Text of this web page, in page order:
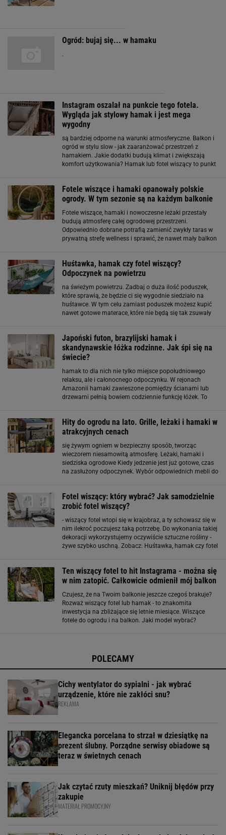
Ogród: bujaj się... w hamaku
.
Instagram oszalał na punkcie tego fotela.
Wygląda jak stylowy hamak i jest mega
wygodny
są bardziej odporne na warunki atmosferyczne. Balkon i
ogród w stylu slow - jak zaaranżować przestrzeń z
hamakiem. Jakie dodatki budują klimat i zwiększają
komfort użytkowania? Hamak lub fotel wiszący to punkt
Fotele wiszące i hamaki opanowały polskie
ogrody. W tym sezonie są na każdym balkonie
Fotele wiszące, hamaki i nowoczesne leżaki przestały
budują atmosferę całej ogrodowej przestrzeni.
Odpowiednio dobrane potrafią zamienić zwykły taras w
prywatną strefę wellness i sprawić, że nawet mały balkon
Huśtawka, hamak czy fotel wiszący?
Odpoczynek na powietrzu
na świeżym powietrzu. Zadbaj o duża ilość poduszek,
które sprawią, że będzie ci się wygodnie siedziało na
huśtawce. W tym celu zamiast poduszek możesz kupić
nawet gotowe materace, które nie będą się tak zsuwały
Japoński futon, brazylijski hamak i
skandynawskie łóżka rodzinne. Jak śpi się na
świecie?
hamak to dla nich nie tylko miejsce popołudniowego
relaksu, ale i całonocnego odpoczynku. W rejonach
Amazonii hamaki zawieszone pomiędzy ścianami lub
drzewami pełnią bowiem codziennie funkcję łóżek. To
Hity do ogrodu na lato. Grille, leżaki i hamaki w
atrakcyjnych cenach
się żywym ogniem w bezpieczny sposób, tworząc
wieczorem niesamowitą atmosferę. Leżaki, hamaki i
siedziska ogrodowe Kiedy jedzenie jest już gotowe, czas
na zasłużony odpoczynek. Wybór odpowiednich mebli do
Fotel wiszący: który wybrać? Jak samodzielnie
zrobić fotel wiszący?
- wiszący fotel wtopi się w krajobraz, a ty schowasz się w
nim ilekroć poczujesz taką potrzebę. Do wykonania takiej
dekoracji wykorzystujemy oczywiście sztuczne rośliny -
żywe szybko uschną. Zobacz: Huśtawka, hamak czy fotel
Ten wiszący fotel to hit Instagrama - można się
w nim zatopić. Całkowicie odmienił mój balkon
Czujesz, że na Twoim balkonie jeszcze czegoś brakuje?
Rozważ wiszący fotel lub hamak - to znakomita
inwestycja na zbliżające się letnie miesiące. Wiszące
fotele do ogrodu i na balkon. Jaki model wybrać?
POLECAMY
Cichy wentylator do sypialni - jak wybrać
urządzenie, które nie zakłóci snu?
REKLAMA
Elegancka porcelana to strzał w dziesiątkę na
prezent ślubny. Porządne serwisy obiadowe są
teraz w świetnych cenach
Jak czytać rzuty mieszkań? Uniknij błędów przy
zakupie
MATERIAŁ PROMOCYJNY